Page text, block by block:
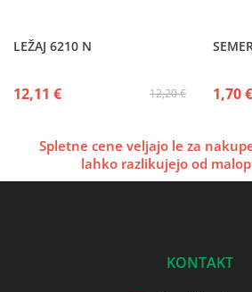
LEŽAJ 6210 N
12,20 €
12,11 € 1,70 €
Spletne cene veljajo le za
lahko razlikujejo od
KONTAKT